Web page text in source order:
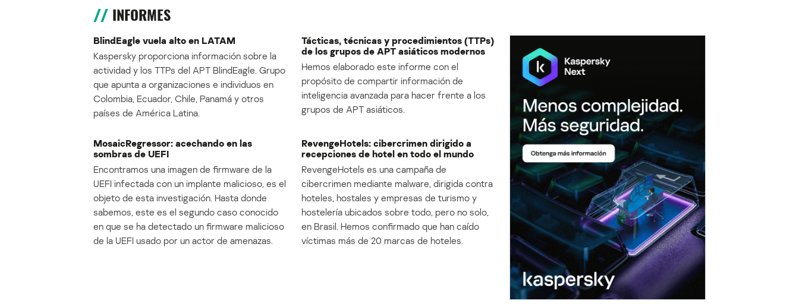
INFORMES
BlindEagle vuela alto en LATAM
Kaspersky proporciona información sobre la
actividad y los TTPs del APT BlindEagle. Grupo
que apunta a organizaciones e individuos en
Colombia, Ecuador, Chile, Panamá y otros
países de América Latina.
Tácticas, técnicas y procedimientos (TTPs)
de los grupos de APT asiáticos modernos
Hemos elaborado este informe con el
propósito de compartir información de
inteligencia avanzada para hacer frente a los
grupos de APT asiáticos.
MosaicRegressor: acechando en las
sombras de UEFI
Encontramos una imagen de firmware de la
UEFI infectada con un implante malicioso, es el
objeto de esta investigación. Hasta donde
sabemos, este es el segundo caso conocido
en que se ha detectado un firmware malicioso
de la UEFI usado por un actor de amenazas.
RevengeHotels: cibercrimen dirigido a
recepciones de hotel en todo el mundo
RevengeHotels es una campaña de
cibercrimen mediante malware, dirigida contra
hoteles, hostales y empresas de turismo y
hostelería ubicados sobre todo, pero no solo,
en Brasil. Hemos confirmado que han caído
víctimas más de 20 marcas de hoteles.